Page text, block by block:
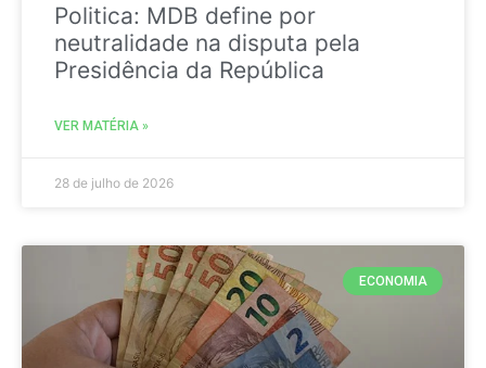
Politica: MDB define por
neutralidade na disputa pela
Presidência da República
VER MATÉRIA »
28 de julho de 2026
ECONOMIA